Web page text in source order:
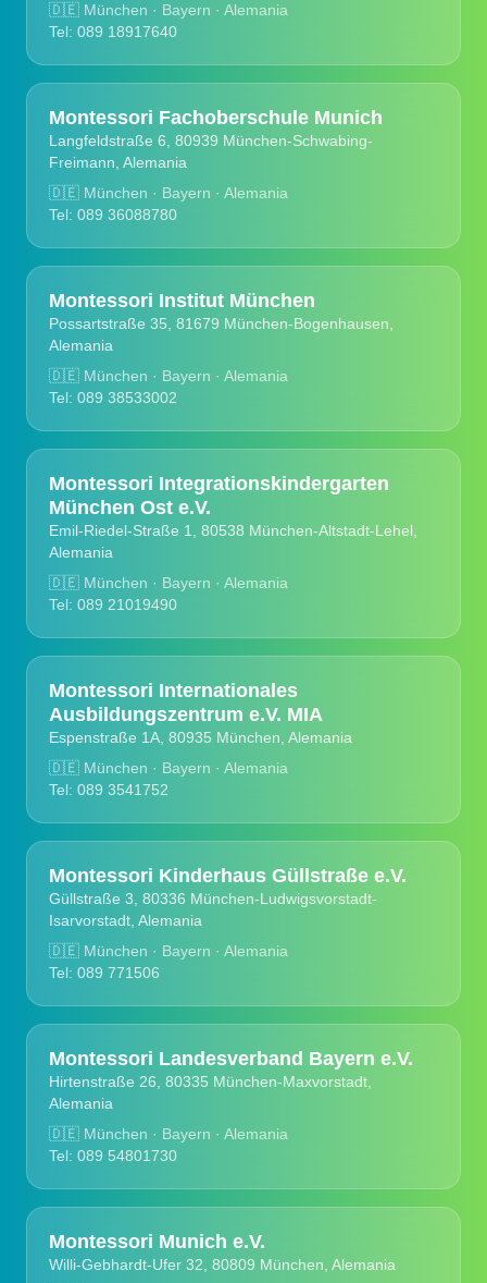
🇩🇪 München · Bayern · Alemania
Tel: 089 18917640
Montessori Fachoberschule Munich
Langfeldstraße 6, 80939 München-Schwabing-
Freimann, Alemania
🇩🇪 München · Bayern · Alemania
Tel: 089 36088780
Montessori Institut München
Possartstraße 35, 81679 München-Bogenhausen,
Alemania
🇩🇪 München · Bayern · Alemania
Tel: 089 38533002
Montessori Integrationskindergarten
München Ost e.V.
Emil-Riedel-Straße 1, 80538 München-Altstadt-Lehel,
Alemania
🇩🇪 München · Bayern · Alemania
Tel: 089 21019490
Montessori Internationales
Ausbildungszentrum e.V. MIA
Espenstraße 1A, 80935 München, Alemania
🇩🇪 München · Bayern · Alemania
Tel: 089 3541752
Montessori Kinderhaus Güllstraße e.V.
Güllstraße 3, 80336 München-Ludwigsvorstadt-
Isarvorstadt, Alemania
🇩🇪 München · Bayern · Alemania
Tel: 089 771506
Montessori Landesverband Bayern e.V.
Hirtenstraße 26, 80335 München-Maxvorstadt,
Alemania
🇩🇪 München · Bayern · Alemania
Tel: 089 54801730
Montessori Munich e.V.
Willi-Gebhardt-Ufer 32, 80809 München, Alemania